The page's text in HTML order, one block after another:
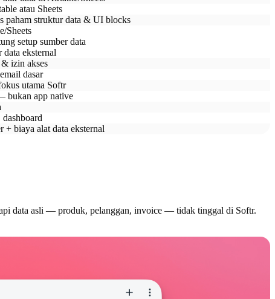
atau Sheets
paham struktur data & UI blocks
Sheets
setup sumber data
data eksternal
izin akses
dasar
utama Softr
bukan app native
+ biaya alat data eksternal
data asli — produk, pelanggan, invoice — tidak tinggal di Softr.